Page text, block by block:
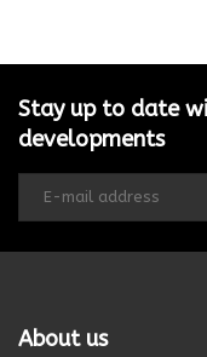
Stay up to date
developments
About us